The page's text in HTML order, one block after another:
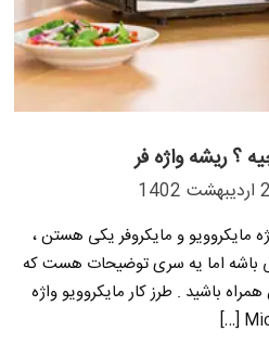
؟ ریشه واژه فر
مایکروویو و مایکروفر یکی هستن ،
باشه اما یه سری توضیحات هست که
باشید . طرز کار مایکروویو واژه